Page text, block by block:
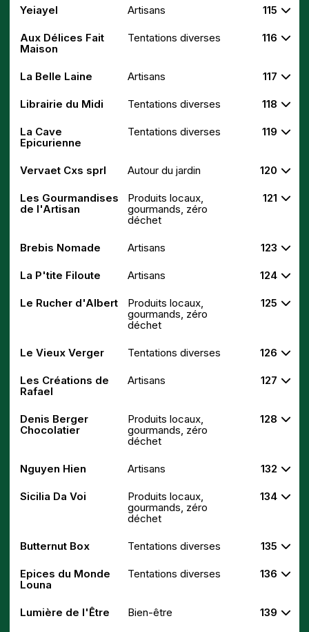
Yeiayel Artisans 115
Aux Délices Fait
Maison
Tentations diverses 116
La Belle Laine Artisans 117
Librairie du Midi Tentations diverses 118
La Cave
Epicurienne
Tentations diverses 119
Vervaet Cxs sprl Autour du jardin 120
Les Gourmandises
de l'Artisan
Produits locaux,
gourmands, zéro
déchet
121
Brebis Nomade Artisans 123
La P'tite Filoute Artisans 124
Le Rucher d'Albert
Produits locaux,
gourmands, zéro
déchet
125
Le Vieux Verger Tentations diverses 126
Les Créations de
Rafael
Artisans 127
Denis Berger
Chocolatier
Produits locaux,
gourmands, zéro
déchet
128
Nguyen Hien Artisans 132
Sicilia Da Voi
Produits locaux,
gourmands, zéro
déchet
134
Butternut Box Tentations diverses 135
Epices du Monde
Louna
Tentations diverses 136
Lumière de l'Être Bien-être 139